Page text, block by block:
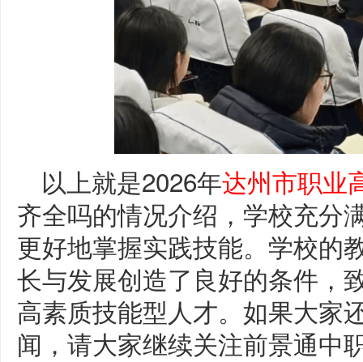
以上就是2026年达州市职业
齐全吗的情况介绍，学校充分
更好地掌握实践技能。学校的
长与发展创造了良好的条件，
高素质技能型人才。如果大家
闻，请大家继续关注前景通中